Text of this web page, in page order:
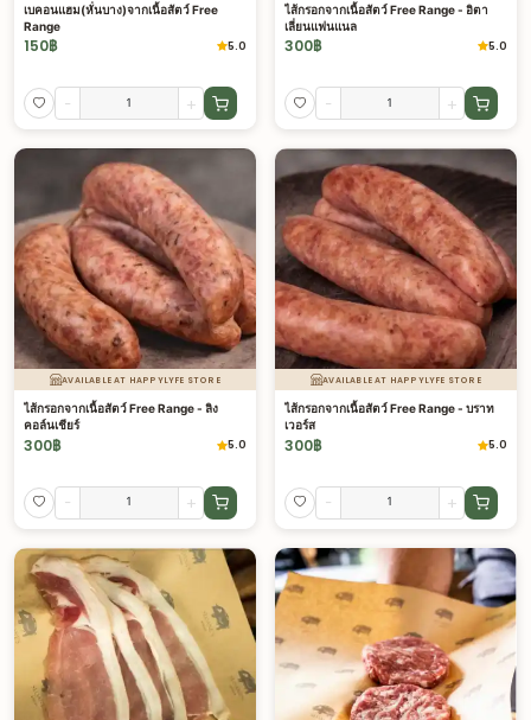
เบคอนแฮม(หั่นบาง)จากเนื้อสัตว์ Free
Range
150฿ 5.0
- +
ไส้กรอกจากเนื้อสัตว์ Free Range - อิตา
เลี่ยนแฟนแนล
300฿ 5.0
- +
AVAILABLE AT HAPPYLYFE STORE
ไส้กรอกจากเนื้อสัตว์ Free Range - ลิง
คอล์นเชียร์
300฿ 5.0
- +
AVAILABLE AT HAPPYLYFE STORE
ไส้กรอกจากเนื้อสัตว์ Free Range - บราท
เวอร์ส
300฿ 5.0
- +